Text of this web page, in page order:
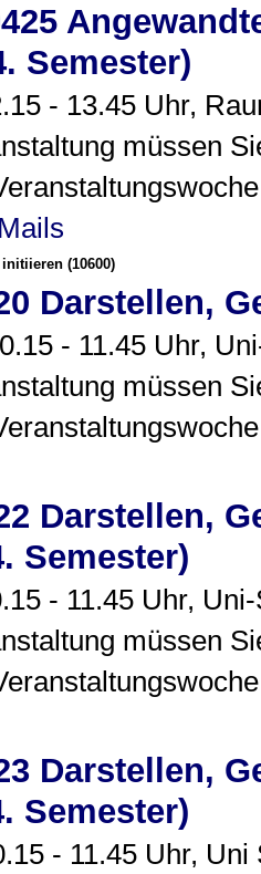
Semester)
- 13.45 Uhr,
müssen
(10600)
Darstellen,
- 11.45 Uhr,
müssen
Darstellen,
Semester)
- 11.45 Uhr,
müssen
Darstellen,
Semester)
- 11.45 Uhr, Uni